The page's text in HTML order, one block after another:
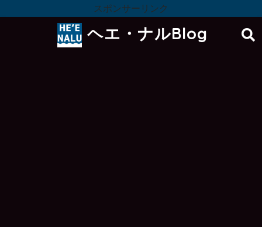
スポンサーリンク
ヘエ・ナルBlog